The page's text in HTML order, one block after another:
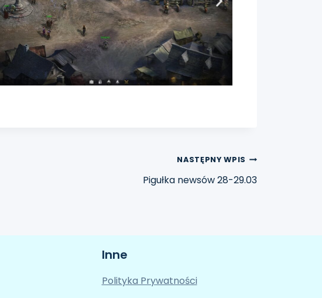
NASTĘPNY WPIS
Pigułka newsów 28-29.03
Inne
Polityka Prywatności